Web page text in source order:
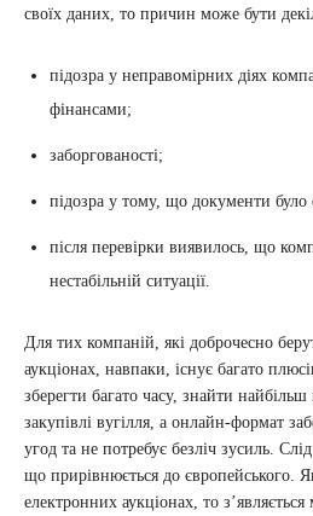
своїх даних, то причин може бути
підозра у неправомірних діях
фінансами;
заборгованості;
підозра у тому, що документи було
після перевірки виявилось, що
нестабільній ситуації.
Для тих компаній, які доброчесно
аукціонах, навпаки, існує багато
зберегти багато часу, знайти
закупівлі вугілля, а онлайн-формат
угод та не потребує безліч зусиль.
що прирівнюється до європейського.
електронних аукціонах, то